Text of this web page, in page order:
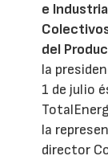
e
del
la
1 de julio
la
director